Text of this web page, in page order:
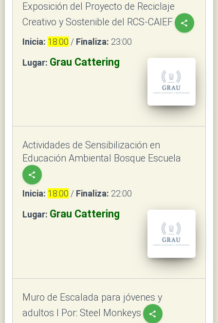
Exposición del Proyecto de Reciclaje
Creativo y Sostenible del RCS-CAIEF
share
Inicia: 18:00 / Finaliza: 23:00
Lugar: Grau Cattering
Actividades de Sensibilización en
Educación Ambiental Bosque Escuela
share
Inicia: 18:00 / Finaliza: 22:00
Lugar: Grau Cattering
Muro de Escalada para jóvenes y
adultos I Por: Steel Monkeys
share